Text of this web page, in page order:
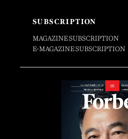
SUBSCRIPTION
MAGAZINE SUBSCRIPTION
E-MAGAZINE SUBSCRIPTION